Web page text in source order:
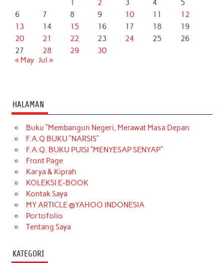
1 2 3 4
5
6
7 8 9 10 11
12
13
14 15 16 17 18
19
20
21 22 23 24 25
26
27
28 29
30
« May Jul »
HALAMAN
Buku “Membangun Negeri, Merawat Masa Depan
F.A.Q BUKU “NARSIS”
F.A.Q. BUKU PUISI “MENYESAP SENYAP”
Front Page
Karya & Kiprah
KOLEKSI E-BOOK
Kontak Saya
MY ARTICLE @YAHOO INDONESIA
Portofolio
Tentang Saya
KATEGORI